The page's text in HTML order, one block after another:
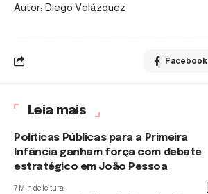
Autor: Diego Velázquez
Facebook
Leia mais
Políticas Públicas para a Primeira
Infância ganham força com debate
estratégico em João Pessoa
7 Min de leitura